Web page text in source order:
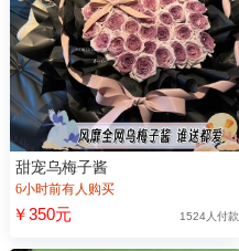
甜宠乌梅子酱
6小时前有人购买
￥350元 1524人付款